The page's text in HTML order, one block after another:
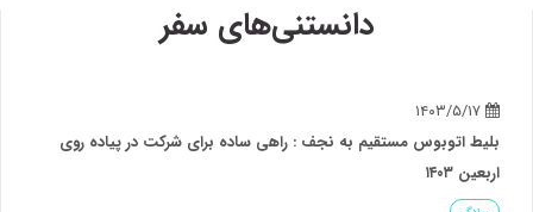
دانستنی‌های سفر
۱۴۰۳/۵/۱۷
بلیط اتوبوس مستقیم به نجف : راهی ساده برای شرکت در پیاده روی
اربعین ۱۴۰۳